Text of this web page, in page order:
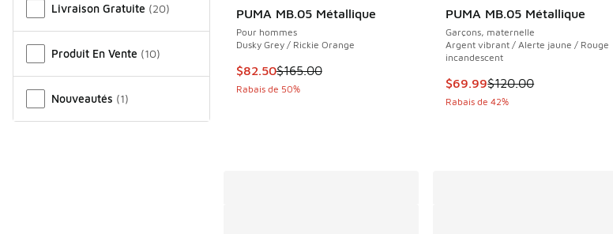
Livraison Gratuite (20)
Produit En Vente (10)
Nouveautés (1)
PUMA MB.05 Métallique
Pour hommes
Dusky Grey / Rickie Orange
Cet article est en solde. Le prix est passé de $165.00 à $82.50
$82.50$165.00
Rabais de 50%
PUMA MB.05 Métallique
Garçons, maternelle
Argent vibrant / Alerte jaune / Rouge
incandescent
Cet article est en solde. Le
$69.99$120.00
Rabais de 42%